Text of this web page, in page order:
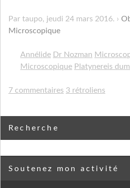
Par taupo, jeudi 24 mars 2016.
Microscopique
Annélide Dr Nozman
Microscopique Platynereis
7 commentaires 3 rétroliens
Recherche
Soutenez mon activité